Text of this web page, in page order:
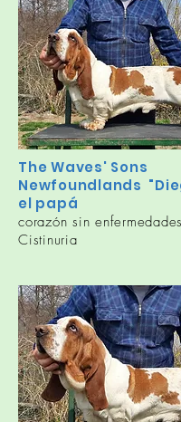
The Waves' Sons
Newfoundlands
el papá
corazón sin
Cistinuria